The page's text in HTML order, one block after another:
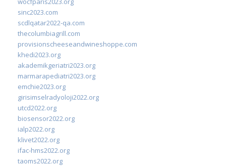
sinc2023.com
scdlqatar2022-qa.com
thecolumbiagrill.com
provisionscheeseandwineshoppe.com
khedi2023.org
akademikgeriatri2023.org
marmarapediatri2023.org
emchie2023.org
girisimselradyoloji2022.org
utcd2022.org
biosensor2022.org
ialp2022.org
klivet2022.org
ifac-hms2022.org
taoms2022.org